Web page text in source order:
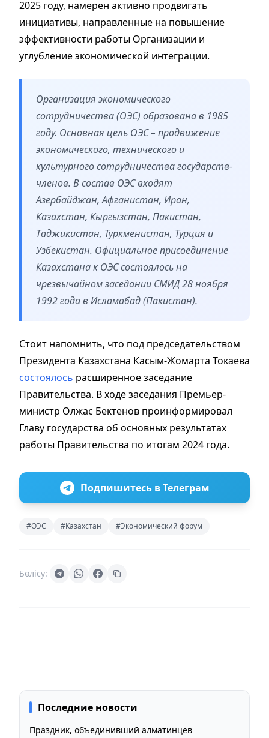
2025 году, намерен активно продвигать
инициативы, направленные на повышение
эффективности работы Организации и
углубление экономической интеграции.
Организация экономического
сотрудничества (ОЭС) образована в 1985
году. Основная цель ОЭС – продвижение
экономического, технического и
культурного сотрудничества государств-
членов. В состав ОЭС входят
Азербайджан, Афганистан, Иран,
Казахстан, Кыргызстан, Пакистан,
Таджикистан, Туркменистан, Турция и
Узбекистан. Официальное присоединение
Казахстана к ОЭС состоялось на
чрезвычайном заседании СМИД 28 ноября
1992 года в Исламабад (Пакистан).
Стоит напомнить, что под председательством
Президента Казахстана Касым-Жомарта Токаева
состоялось расширенное заседание
Правительства. В ходе заседания Премьер-
министр Олжас Бектенов проинформировал
Главу государства об основных результатах
работы Правительства по итогам 2024 года.
Подпишитесь в Телеграм
#ОЭС #Казахстан #Экономический форум
Бөлісу:
Последние новости
Праздник, объединивший алматинцев